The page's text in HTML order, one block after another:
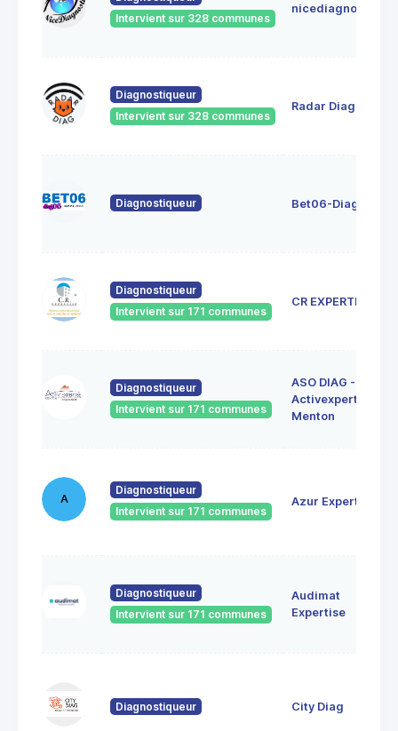
Intervient sur 328 communes
nicediagnostic
Diagnostiqueur
Intervient sur 328 communes
Radar Diag
Diagnostiqueur Bet06-Diag06
Diagnostiqueur
Intervient sur 171 communes
CR EXPERTISE
Diagnostiqueur
Intervient sur 171 communes
ASO DIAG -
Activexpertise
Menton
A
Diagnostiqueur
Intervient sur 171 communes
Azur Expertise
Diagnostiqueur
Intervient sur 171 communes
Audimat
Expertise
Diagnostiqueur City Diag